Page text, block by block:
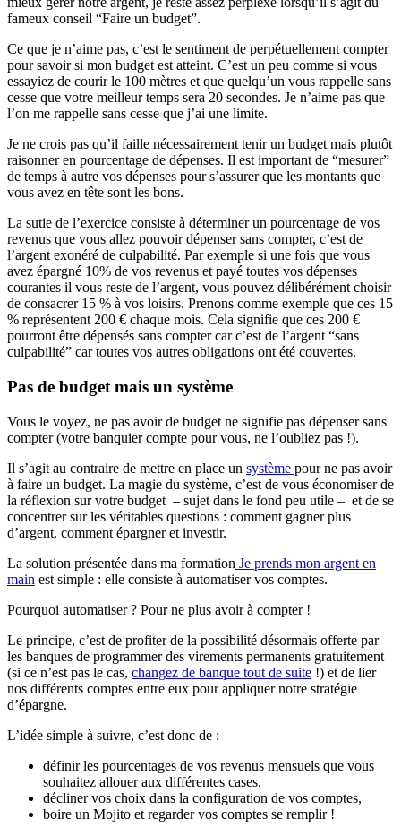
fameux conseil “Faire un budget”.
Ce que je n’aime pas, c’est le sentiment de perpétuellement compter
pour savoir si mon budget est atteint. C’est un peu comme si vous
essayiez de courir le 100 mètres et que quelqu’un vous rappelle sans
cesse que votre meilleur temps sera 20 secondes. Je n’aime pas que
l’on me rappelle sans cesse que j’ai une limite.
Je ne crois pas qu’il faille nécessairement tenir un budget mais plutôt
raisonner en pourcentage de dépenses. Il est important de “mesurer”
de temps à autre vos dépenses pour s’assurer que les montants que
vous avez en tête sont les bons.
La sutie de l’exercice consiste à déterminer un pourcentage de vos
revenus que vous allez pouvoir dépenser sans compter, c’est de
l’argent exonéré de culpabilité. Par exemple si une fois que vous
avez épargné 10% de vos revenus et payé toutes vos dépenses
courantes il vous reste de l’argent, vous pouvez délibérément choisir
de consacrer 15 % à vos loisirs. Prenons comme exemple que ces 15
% représentent 200 € chaque mois. Cela signifie que ces 200 €
pourront être dépensés sans compter car c’est de l’argent “sans
culpabilité” car toutes vos autres obligations ont été couvertes.
Pas de budget mais un système
Vous le voyez, ne pas avoir de budget ne signifie pas dépenser sans
compter (votre banquier compte pour vous, ne l’oubliez pas !).
Il s’agit au contraire de mettre en place un système pour ne pas avoir
à faire un budget. La magie du système, c’est de vous économiser de
la réflexion sur votre budget – sujet dans le fond peu utile – et de se
concentrer sur les véritables questions : comment gagner plus
d’argent, comment épargner et investir.
La solution présentée dans ma formation Je prends mon argent en
main est simple : elle consiste à automatiser vos comptes.
Pourquoi automatiser ? Pour ne plus avoir à compter !
Le principe, c’est de profiter de la possibilité désormais offerte par
les banques de programmer des virements permanents gratuitement
(si ce n’est pas le cas, changez de banque tout de suite !) et de lier
nos différents comptes entre eux pour appliquer notre stratégie
d’épargne.
L’idée simple à suivre, c’est donc de :
définir les pourcentages de vos revenus mensuels que vous
souhaitez allouer aux différentes cases,
décliner vos choix dans la configuration de vos comptes,
boire un Mojito et regarder vos comptes se remplir !